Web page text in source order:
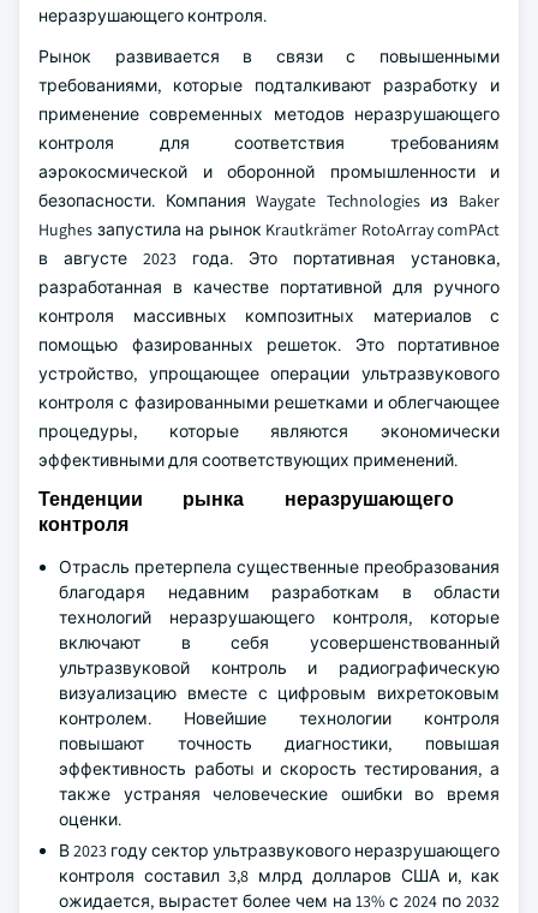
неразрушающего контроля.
Рынок развивается в связи с повышенными
требованиями, которые подталкивают разработку и
применение современных методов неразрушающего
контроля для соответствия требованиям
аэрокосмической и оборонной промышленности и
безопасности. Компания Waygate Technologies из Baker
Hughes запустила на рынок Krautkrämer RotoArray comPAct
в августе 2023 года. Это портативная установка,
разработанная в качестве портативной для ручного
контроля массивных композитных материалов с
помощью фазированных решеток. Это портативное
устройство, упрощающее операции ультразвукового
контроля с фазированными решетками и облегчающее
процедуры, которые являются экономически
эффективными для соответствующих применений.
Тенденции рынка неразрушающего
контроля
Отрасль претерпела существенные преобразования
благодаря недавним разработкам в области
технологий неразрушающего контроля, которые
включают в себя усовершенствованный
ультразвуковой контроль и радиографическую
визуализацию вместе с цифровым вихретоковым
контролем. Новейшие технологии контроля
повышают точность диагностики, повышая
эффективность работы и скорость тестирования, а
также устраняя человеческие ошибки во время
оценки.
В 2023 году сектор ультразвукового неразрушающего
контроля составил 3,8 млрд долларов США и, как
ожидается, вырастет более чем на 13% с 2024 по 2032